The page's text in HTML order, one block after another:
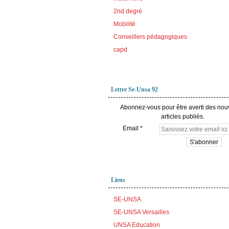
2nd degré
Mobilité
Conseillers pédagogiques
capd
Lettre Se-Unsa 92
Abonnez-vous pour être averti des
articles publiés.
Email
Liens
SE-UNSA
SE-UNSA Versailles
UNSA Education